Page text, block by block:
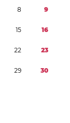
8 9
15 16
22 23
29 30